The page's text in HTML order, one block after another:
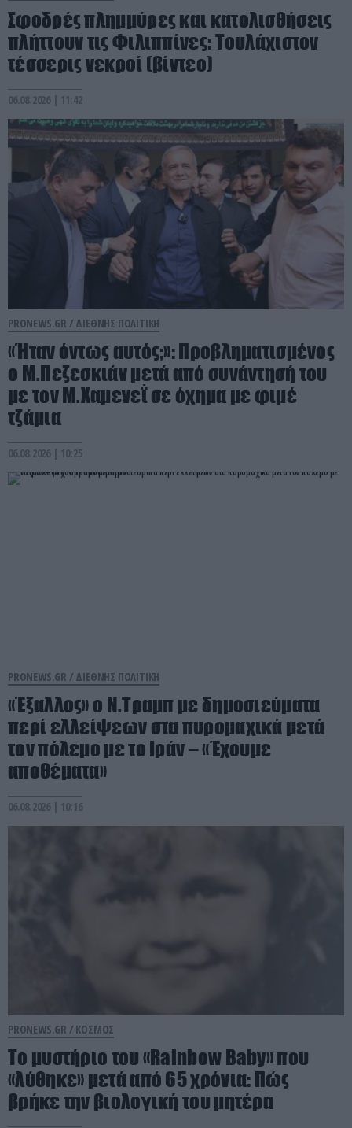
Σφοδρές πλημμύρες και κατολισθήσεις
πλήττουν τις Φιλιππίνες: Τουλάχιστον
τέσσερις νεκροί (βίντεο)
06.08.2026 | 11:42
PRONEWS.GR / ΔΙΕΘΝΗΣ ΠΟΛΙΤΙΚΗ
«Ήταν όντως αυτός;»: Προβληματισμένος
ο Μ.Πεζεσκιάν μετά από συνάντησή του
με τον Μ.Χαμενεΐ σε όχημα με φιμέ
τζάμια
06.08.2026 | 10:25
PRONEWS.GR / ΔΙΕΘΝΗΣ ΠΟΛΙΤΙΚΗ
«Έξαλλος» ο Ν.Τραμπ με δημοσιεύματα
περί ελλείψεων στα πυρομαχικά μετά
τον πόλεμο με το Ιράν – «Έχουμε
αποθέματα»
06.08.2026 | 10:16
PRONEWS.GR / ΚΟΣΜΟΣ
Το μυστήριο του «Rainbow Baby» που
«λύθηκε» μετά από 65 χρόνια: Πώς
βρήκε την βιολογική του μητέρα